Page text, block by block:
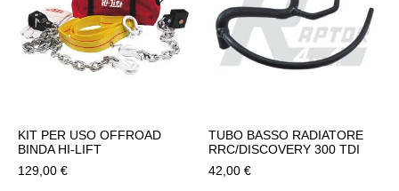
KIT PER USO OFFROAD
BINDA HI-LIFT
129,00 €
TUBO BASSO RADIATORE
RRC/DISCOVERY 300 TDI
42,00 €